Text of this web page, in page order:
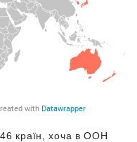
46 країн, хоча в ООН